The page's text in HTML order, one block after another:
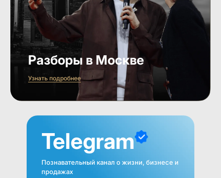
Разборы в Москве
Узнать подробнее
Telegram
Познавательный канал о жизни, бизнесе и
продажах